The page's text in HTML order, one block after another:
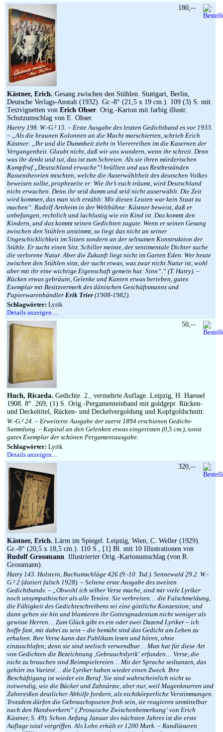
Kästner, Erich. Gesang zwischen den Stühlen. Stuttgart, Berlin,
Deutsche Verlags-Anstalt (1932). Gr.-8° (21,5 x 19 cm.). 109 (3) S. mit
Textvignetten von Erich Ohser. Orig.-Karton mit farbig illustr.
Schutzumschlag von E. Ohser.
Hartry 198. W.-G.² 15. – Erste Ausgabe des letzten Gedichtband es vor 1933.
– „Als die braunen Kolonnen an die Macht marschierten, schrieb Erich
Kästner: „Ihr und die Dummheit zieht in Viererreihen im die Kasernen der
Vergangenheit. Glaubt nicht, daß wir uns wundern, wenn ihr schreit. Denn
was ihr denkt und tut, das ist zum Schreien. Als sie ihren mörderischen
Kampfruf „Deutschland erwache“! brüllten und aus Restbeständen
Rassentheorien mischten, welche die Auserwähltheit des deutschen Volkes
beweisen sollte, prophezeite er: Wie ihr’s euch träumt, wird Deutschland
nicht erwachen. Denn ihr seid dumm und seid nicht auserwählt. Die Zeit
wird kommen, das man sich erzählt: Mit diesen Leuten war kein Staat zu
machen“. Rudolf Arnheim in der Weltbühne: Kästner beweist, daß er
unbefangen, rechtlich und lachlustig wie ein Kind ist. Das kommt den
Kindern, und das kommt seinen Gedichten zugute. Wenn er seinen Gesang
zwischen den Stühlen anstimmt, so liegt das nicht an seiner
Ungeschicklichkeit im Sitzen sondern an der seltsamen Konstruktion der
Stühle. Er sucht einen Sitz. Schiller meinte, der sentimentale Dichter suche
die verlorene Natur. Aber die Zukunft liegt nicht im Garten Eden. Wer heute
zwischen den Stühlen sitzt, der sucht etwas, was zwar nicht Natur ist, wohl
aber mit ihr eine wichtige Eigenschaft gemein hat: Sinn“.“ (T. Hatry). –
Rücken etwas gebräunt, Gelenke und Kanten etwas berieben, gutes
Exemplar mit Besitzvermerk des dänischen Geschäftsmanns und
Papierwarenhändler Erik Trier (1908-1982).
Schlagwörter: Lyrik
Details anzeigen…
180,--
Huch, Ricarda. Gedichte. 2., vermehrte Auflage. Leipzig, H. Haessel
1908. 8°. 269, (1) S. Orig.-Pergamenteinband mit goldgepr. Rücken-
und Deckeltitel, Rücken- und Deckelvergoldung und Kopfgoldschnitt.
W.-G.² 24. – Erweiterte Ausgabe der zuerst 1894 erschienen Gedicht-
Sammlung. – Kapital an den Gelenken etwas eingerissen (0,5 cm.), sonst
gutes Exemplar der schönen Pergamentausgabe.
Schlagwörter: Lyrik
Details anzeigen…
50,--
Kästner, Erich. Lärm im Spiegel. Leipzig, Wien, C. Weller (1929).
Gr.-8° (20,5 x 18,5 cm.). 110 S., [1] Bl. mit 10 Illustrationen von
Rudolf Grossmann. Illustrierter Orig.-Kartonumschlag (von R.
Grossmann).
Hatry 143. Holstein, Buchumschläge 426 (9.-10. Tsd.). Sennewald 29.2. W.-
G.² 2 (datiert falsch 1928). – Seltene erste Ausgabe des zweiten
Gedichtbands. – „Obwohl ich selber Verse mache, sind mir viele Lyriker
noch unsympathischer als alle Tenöre. Sie verbreiten… die Falschmeldung,
die Fähigkeit des Gedichteschreibens sei eine göttliche Konzession; und
dann gehen sie hin und blamieren ihr Gottesgnadentum nicht weniger als
gewisse Herren… Zum Glück gibt es ein oder zwei Duzend Lyriker – ich
hoffe fast, mit dabei zu sein – die bemüht sind das Gedicht am Leben zu
erhalten. Ihre Verse kann das Publikum lesen und hören, ohne
einzuschlafen; denn sie sind seelisch verwendbar… Man hat für diese Art
von Gedichten die Bezeichnung ‚Gebrauchslyrik‘ erfunden… Verse, die
nicht zu brauchen sind Reimspielereien… Mit der Sprache seiltanzen, das
gehört ins Varieté… die Lyriker haben wieder einen Zweck. Ihre
Beschäftigung ist wieder ein Beruf. Sie sind wahrscheinlich nicht so
notwendig, wie die Bäcker und Zahnärzte, aber nur, weil Magenknurren und
Zahnreißen deutlicher Abhilfe fordern, als nichtkörperliche Verstimmungen.
Trotzdem dürfen die Gebrauchspoeten froh sein, sie reagieren unmittelbar
nach den Handwerkern“ (‚Prosaische Zwischenbemerkung‘ von Erich
Kästner, S. 49). Schon Anfang Januar des nächsten Jahres ist die erste
Auflage total vergriffen. Als Lohn erhält er 1200 Mark. – Randläsuren
320,--